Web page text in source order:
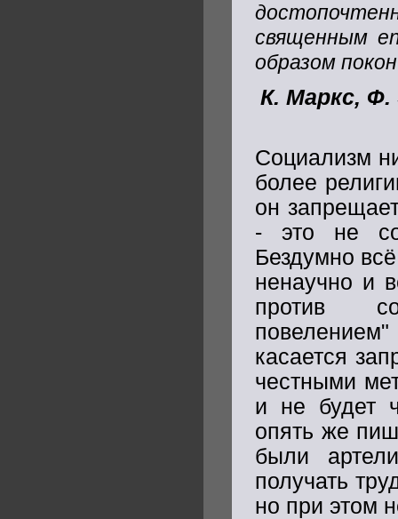
священным
образом
К. Маркс, Ф.
Социализм
более
он
- это не
Бездумно
ненаучно и
против
касается
честными
и не будет
опять же
были
получать
но при этом